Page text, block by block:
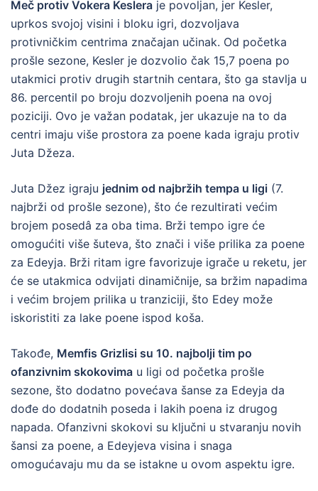
Meč protiv Vokera Keslera je povoljan, jer Kesler,
uprkos svojoj visini i bloku igri, dozvoljava
protivničkim centrima značajan učinak. Od početka
prošle sezone, Kesler je dozvolio čak 15,7 poena po
utakmici protiv drugih startnih centara, što ga stavlja u
86. percentil po broju dozvoljenih poena na ovoj
poziciji. Ovo je važan podatak, jer ukazuje na to da
centri imaju više prostora za poene kada igraju protiv
Juta Džeza.
Juta Džez igraju jednim od najbržih tempa u ligi (7.
najbrži od prošle sezone), što će rezultirati većim
brojem posedâ za oba tima. Brži tempo igre će
omogućiti više šuteva, što znači i više prilika za poene
za Edeyja. Brži ritam igre favorizuje igrače u reketu, jer
će se utakmica odvijati dinamičnije, sa bržim napadima
i većim brojem prilika u tranziciji, što Edey može
iskoristiti za lake poene ispod koša.
Takođe, Memfis Grizlisi su 10. najbolji tim po
ofanzivnim skokovima u ligi od početka prošle
sezone, što dodatno povećava šanse za Edeyja da
dođe do dodatnih poseda i lakih poena iz drugog
napada. Ofanzivni skokovi su ključni u stvaranju novih
šansi za poene, a Edeyjeva visina i snaga
omogućavaju mu da se istakne u ovom aspektu igre.